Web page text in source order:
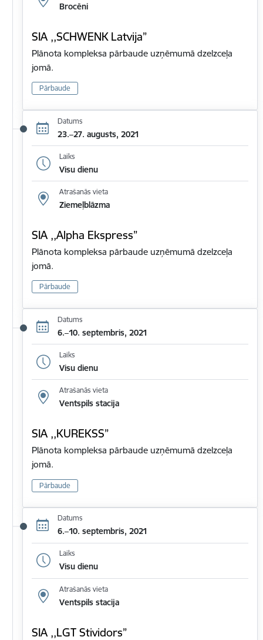
Brocēni
SIA ,,SCHWENK Latvija”
Plānota kompleksa pārbaude uzņēmumā dzelzceļa
jomā.
Pārbaude
Datums
23.–27. augusts, 2021
Laiks
Visu dienu
Atrašanās vieta
Ziemeļblāzma
SIA ,,Alpha Ekspress”
Plānota kompleksa pārbaude uzņēmumā dzelzceļa
jomā.
Pārbaude
Datums
6.–10. septembris, 2021
Laiks
Visu dienu
Atrašanās vieta
Ventspils stacija
SIA ,,KUREKSS”
Plānota kompleksa pārbaude uzņēmumā dzelzceļa
jomā.
Pārbaude
Datums
6.–10. septembris, 2021
Laiks
Visu dienu
Atrašanās vieta
Ventspils stacija
SIA ,,LGT Stividors”